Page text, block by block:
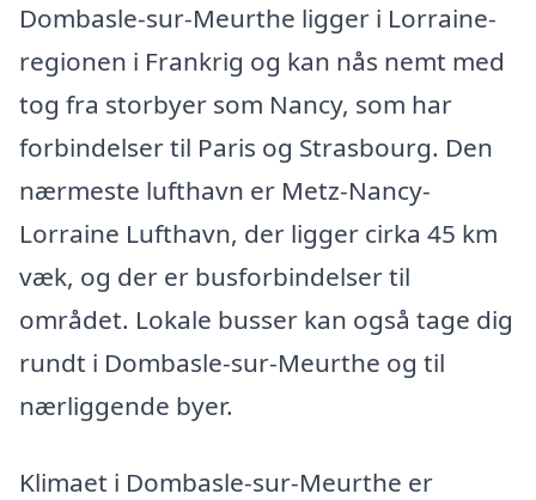
Dombasle-sur-Meurthe ligger i Lorraine-
regionen i Frankrig og kan nås nemt med
tog fra storbyer som Nancy, som har
forbindelser til Paris og Strasbourg. Den
nærmeste lufthavn er Metz-Nancy-
Lorraine Lufthavn, der ligger cirka 45 km
væk, og der er busforbindelser til
området. Lokale busser kan også tage dig
rundt i Dombasle-sur-Meurthe og til
nærliggende byer.
Klimaet i Dombasle-sur-Meurthe er